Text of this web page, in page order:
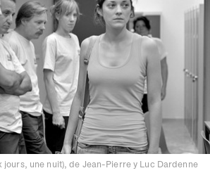
jours, une nuit), de Jean-Pierre y Luc Dardenne